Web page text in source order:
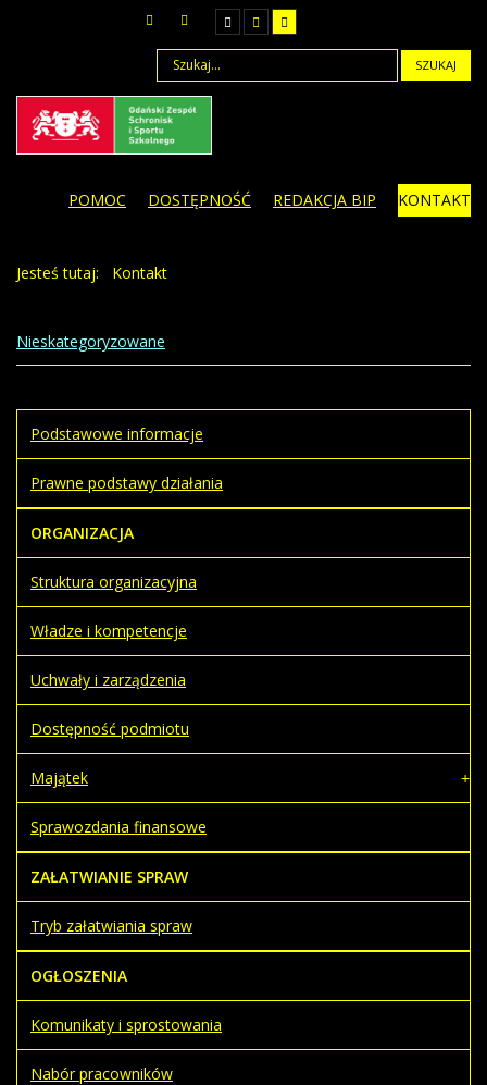
SZUKAJ
POMOC DOSTĘPNOŚĆ REDAKCJA BIP KONTAKT
Jesteś tutaj: Kontakt
Nieskategoryzowane
Podstawowe informacje
Prawne podstawy działania
ORGANIZACJA
Struktura organizacyjna
Władze i kompetencje
Uchwały i zarządzenia
Dostępność podmiotu
Majątek
Sprawozdania finansowe
ZAŁATWIANIE SPRAW
Tryb załatwiania spraw
OGŁOSZENIA
Komunikaty i sprostowania
Nabór pracowników